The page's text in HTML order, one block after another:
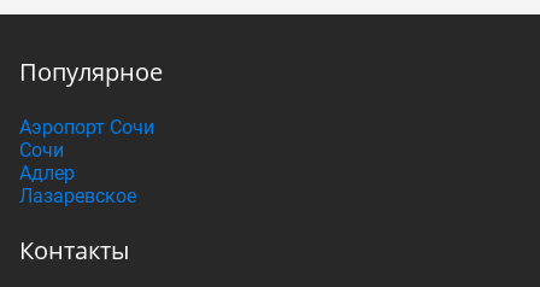
Популярное
Аэропорт Сочи
Сочи
Адлер
Лазаревское
Контакты